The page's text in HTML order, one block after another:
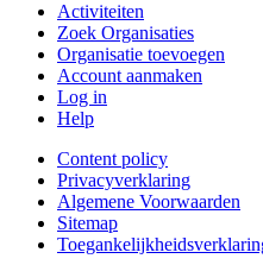
Activiteiten
Zoek Organisaties
Organisatie toevoegen
Account aanmaken
Log in
Help
Content policy
Privacyverklaring
Algemene Voorwaarden
Sitemap